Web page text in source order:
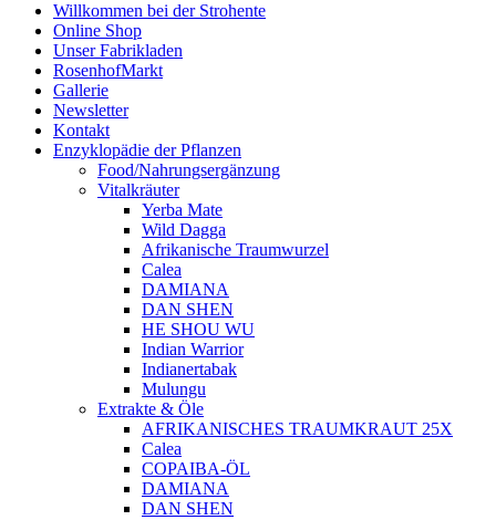
Willkommen bei der Strohente
Online Shop
Unser Fabrikladen
RosenhofMarkt
Gallerie
Newsletter
Kontakt
Enzyklopädie der Pflanzen
Food/Nahrungsergänzung
Vitalkräuter
Yerba Mate
Wild Dagga
Afrikanische Traumwurzel
Calea
DAMIANA
DAN SHEN
HE SHOU WU
Indian Warrior
Indianertabak
Mulungu
Extrakte & Öle
AFRIKANISCHES TRAUMKRAUT 25X
Calea
COPAIBA-ÖL
DAMIANA
DAN SHEN